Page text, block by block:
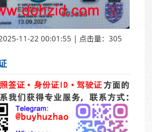
11-22 00:01:55 | 点击量：305